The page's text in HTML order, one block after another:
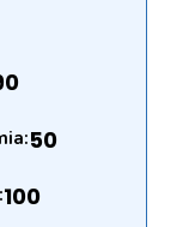
50
100